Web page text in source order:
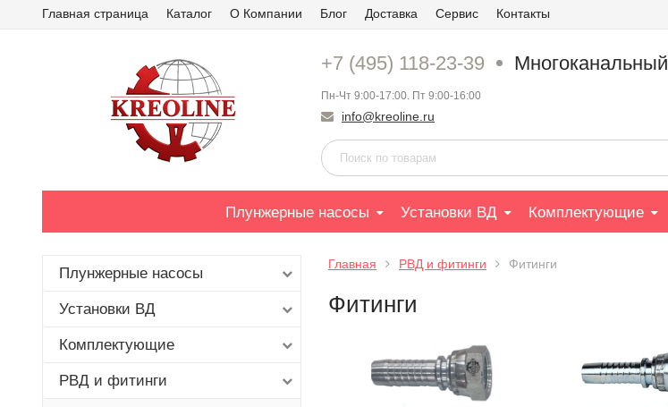
Главная страница Каталог О Компании Блог Доставка Сервис Контакты
+7 (495) 118-23-39 Многоканальный
Пн-Чт 9:00-17:00. Пт 9:00-16:00
info@kreoline.ru
Плунжерные насосы Установки ВД Комплектующие
Плунжерные насосы
Установки ВД
Комплектующие
РВД и фитинги
Главная РВД и фитинги Фитинги
Фитинги